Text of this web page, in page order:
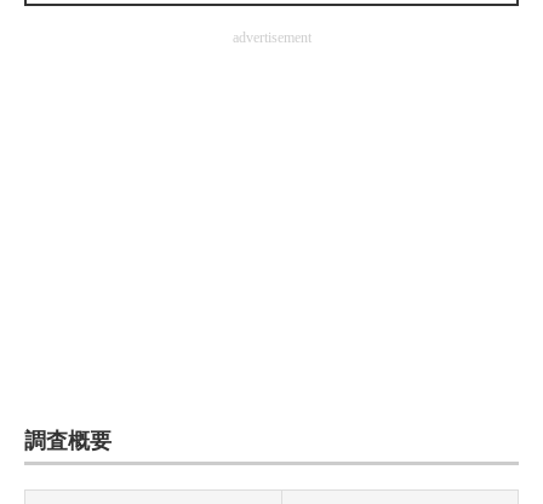
企業向けIT製品の総合サイト
ちょっと気になるネットの話題
advertisement
調査概要